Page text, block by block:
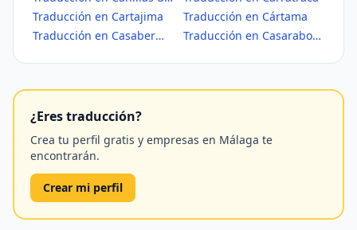
Traducción en Cartajima
Traducción en Cártama
Traducción en Casabermeja
Traducción en Casarabonela
¿Eres traducción?
Crea tu perfil gratis y empresas en Málaga te
encontrarán.
Crear mi perfil